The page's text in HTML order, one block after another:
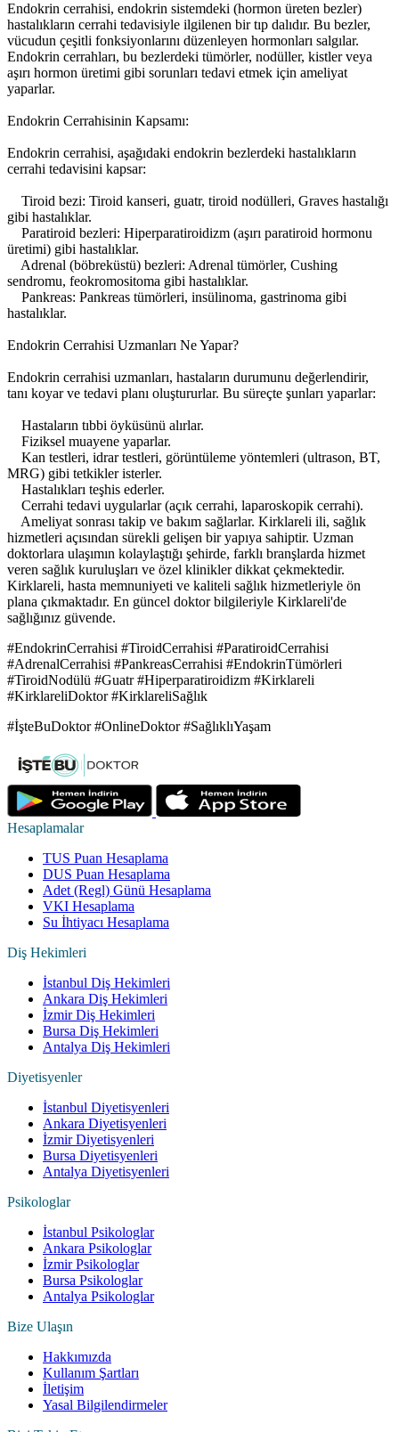
Endokrin cerrahisi, endokrin sistemdeki (hormon üreten bezler)
hastalıkların cerrahi tedavisiyle ilgilenen bir tıp dalıdır. Bu bezler,
vücudun çeşitli fonksiyonlarını düzenleyen hormonları salgılar.
Endokrin cerrahları, bu bezlerdeki tümörler, nodüller, kistler veya
aşırı hormon üretimi gibi sorunları tedavi etmek için ameliyat
yaparlar.
Endokrin Cerrahisinin Kapsamı:
Endokrin cerrahisi, aşağıdaki endokrin bezlerdeki hastalıkların
cerrahi tedavisini kapsar:
Tiroid bezi: Tiroid kanseri, guatr, tiroid nodülleri, Graves hastalığı
gibi hastalıklar.
Paratiroid bezleri: Hiperparatiroidizm (aşırı paratiroid hormonu
üretimi) gibi hastalıklar.
Adrenal (böbreküstü) bezleri: Adrenal tümörler, Cushing
sendromu, feokromositoma gibi hastalıklar.
Pankreas: Pankreas tümörleri, insülinoma, gastrinoma gibi
hastalıklar.
Endokrin Cerrahisi Uzmanları Ne Yapar?
Endokrin cerrahisi uzmanları, hastaların durumunu değerlendirir,
tanı koyar ve tedavi planı oluştururlar. Bu süreçte şunları yaparlar:
Hastaların tıbbi öyküsünü alırlar.
Fiziksel muayene yaparlar.
Kan testleri, idrar testleri, görüntüleme yöntemleri (ultrason, BT,
MRG) gibi tetkikler isterler.
Hastalıkları teşhis ederler.
Cerrahi tedavi uygularlar (açık cerrahi, laparoskopik cerrahi).
Ameliyat sonrası takip ve bakım sağlarlar. Kirklareli ili, sağlık
hizmetleri açısından sürekli gelişen bir yapıya sahiptir. Uzman
doktorlara ulaşımın kolaylaştığı şehirde, farklı branşlarda hizmet
veren sağlık kuruluşları ve özel klinikler dikkat çekmektedir.
Kirklareli, hasta memnuniyeti ve kaliteli sağlık hizmetleriyle ön
plana çıkmaktadır. En güncel doktor bilgileriyle Kirklareli'de
sağlığınız güvende.
#EndokrinCerrahisi #TiroidCerrahisi #ParatiroidCerrahisi
#AdrenalCerrahisi #PankreasCerrahisi #EndokrinTümörleri
#TiroidNodülü #Guatr #Hiperparatiroidizm #Kirklareli
#KirklareliDoktor #KirklareliSağlık
#İşteBuDoktor #OnlineDoktor #SağlıklıYaşam
Hesaplamalar
TUS Puan Hesaplama
DUS Puan Hesaplama
Adet (Regl) Günü Hesaplama
VKI Hesaplama
Su İhtiyacı Hesaplama
Diş Hekimleri
İstanbul Diş Hekimleri
Ankara Diş Hekimleri
İzmir Diş Hekimleri
Bursa Diş Hekimleri
Antalya Diş Hekimleri
Diyetisyenler
İstanbul Diyetisyenleri
Ankara Diyetisyenleri
İzmir Diyetisyenleri
Bursa Diyetisyenleri
Antalya Diyetisyenleri
Psikologlar
İstanbul Psikologlar
Ankara Psikologlar
İzmir Psikologlar
Bursa Psikologlar
Antalya Psikologlar
Bize Ulaşın
Hakkımızda
Kullanım Şartları
İletişim
Yasal Bilgilendirmeler